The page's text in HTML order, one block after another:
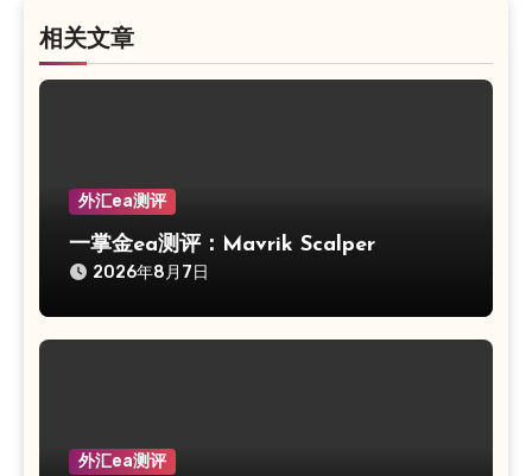
相关文章
外汇ea测评
一掌金ea测评：Mavrik Scalper
2026年8月7日
外汇ea测评